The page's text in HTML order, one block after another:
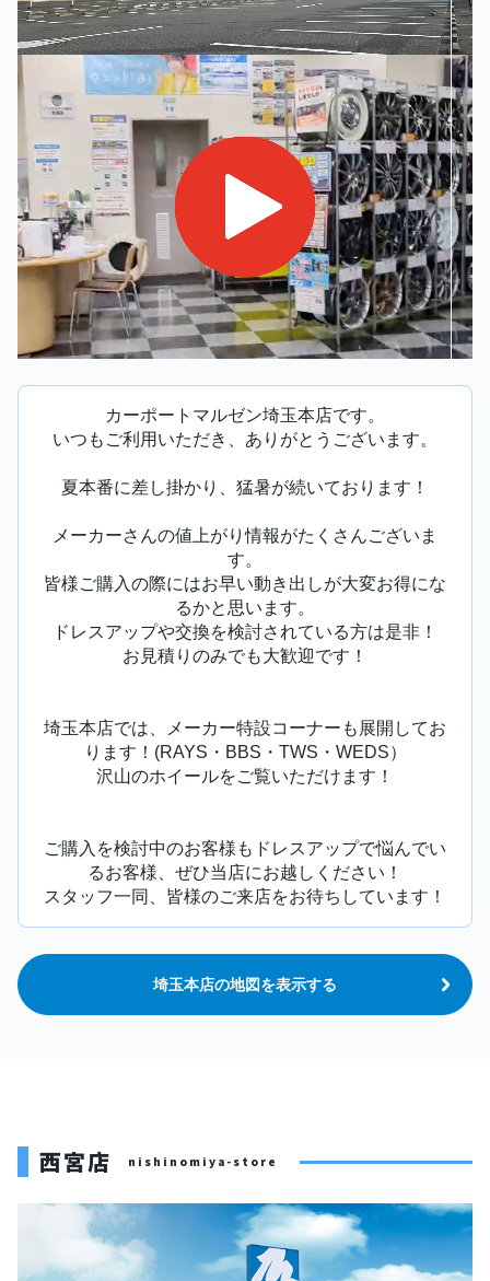
カーポートマルゼン埼玉本店です。
いつもご利用いただき、ありがとうございます。
夏本番に差し掛かり、猛暑が続いております！
メーカーさんの値上がり情報がたくさんございま
す。
皆様ご購入の際にはお早い動き出しが大変お得にな
るかと思います。
ドレスアップや交換を検討されている方は是非！
お見積りのみでも大歓迎です！
埼玉本店では、メーカー特設コーナーも展開してお
ります！(RAYS・BBS・TWS・WEDS）
沢山のホイールをご覧いただけます！
ご購入を検討中のお客様もドレスアップで悩んでい
るお客様、ぜひ当店にお越しください！
スタッフ一同、皆様のご来店をお待ちしています！
埼玉本店の地図を表示する
西宮店 nishinomiya-store